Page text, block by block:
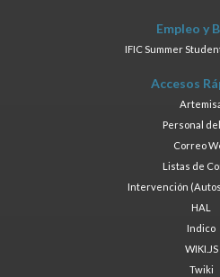
Empleo y
IFIC Summer
Accesos
Personal
Correo
Listas de
Intervención
HAL
Indico
WIKI.JS
Twiki